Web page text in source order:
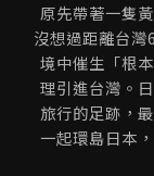
原先帶著一隻
沒想過距離台
境中催生「根
理引進台灣。
旅行的足跡，
一起環島日本